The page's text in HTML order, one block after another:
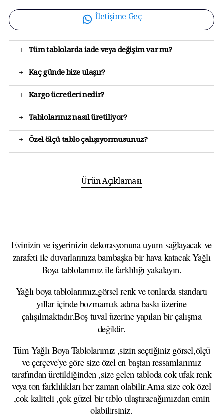
İletişime Geç
+ Tüm tablolarda iade veya değişim var mı?
+ Kaç günde bize ulaşır?
+ Kargo ücretleri nedir?
+ Tablolarınız nasıl üretiliyor?
+ Özel ölçü tablo çalışıyormusunuz?
Ürün Açıklaması
Evinizin ve işyerinizin dekorasyonuna uyum sağlayacak ve
zarafeti ile duvarlarınıza bambaşka bir hava katacak Yağlı
Boya tablolarımız ile farklılığı yakalayın.
Yağlı boya tablolarımız,görsel renk ve tonlarda standartı
yıllar içinde bozmamak adına baskı üzerine
çalışılmaktadır.Boş tuval üzerine yapılan bir çalışma
değildir.
Tüm Yağlı Boya Tablolarımız ,sizin seçtiğiniz görsel,ölçü
ve çerçeve'ye göre size özel en baştan ressamlarımız
tarafından üretildiğinden ,size gelen tabloda cok ufak renk
veya ton farklılıkları her zaman olabilir.Ama size cok özel
,cok kaliteli ,çok güzel bir tablo ulaştıracağımızdan emin
olabilirsiniz.